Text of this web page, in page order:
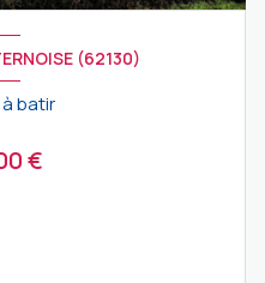
(62130)
batir
€